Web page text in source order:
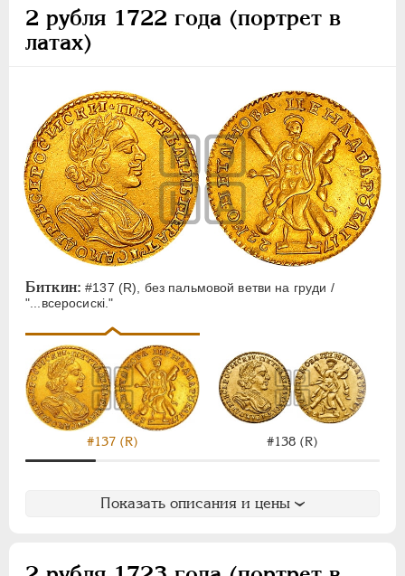
2 рубля 1722 года (портрет в
латах)
Биткин: #137 (R), без пальмовой ветви на груди /
"...всеросискi."
#137 (R) #138 (R)
Показать описания и цены